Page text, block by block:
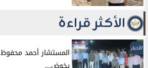
الأكثر قراءة
الأخبار
المستشار أحمد